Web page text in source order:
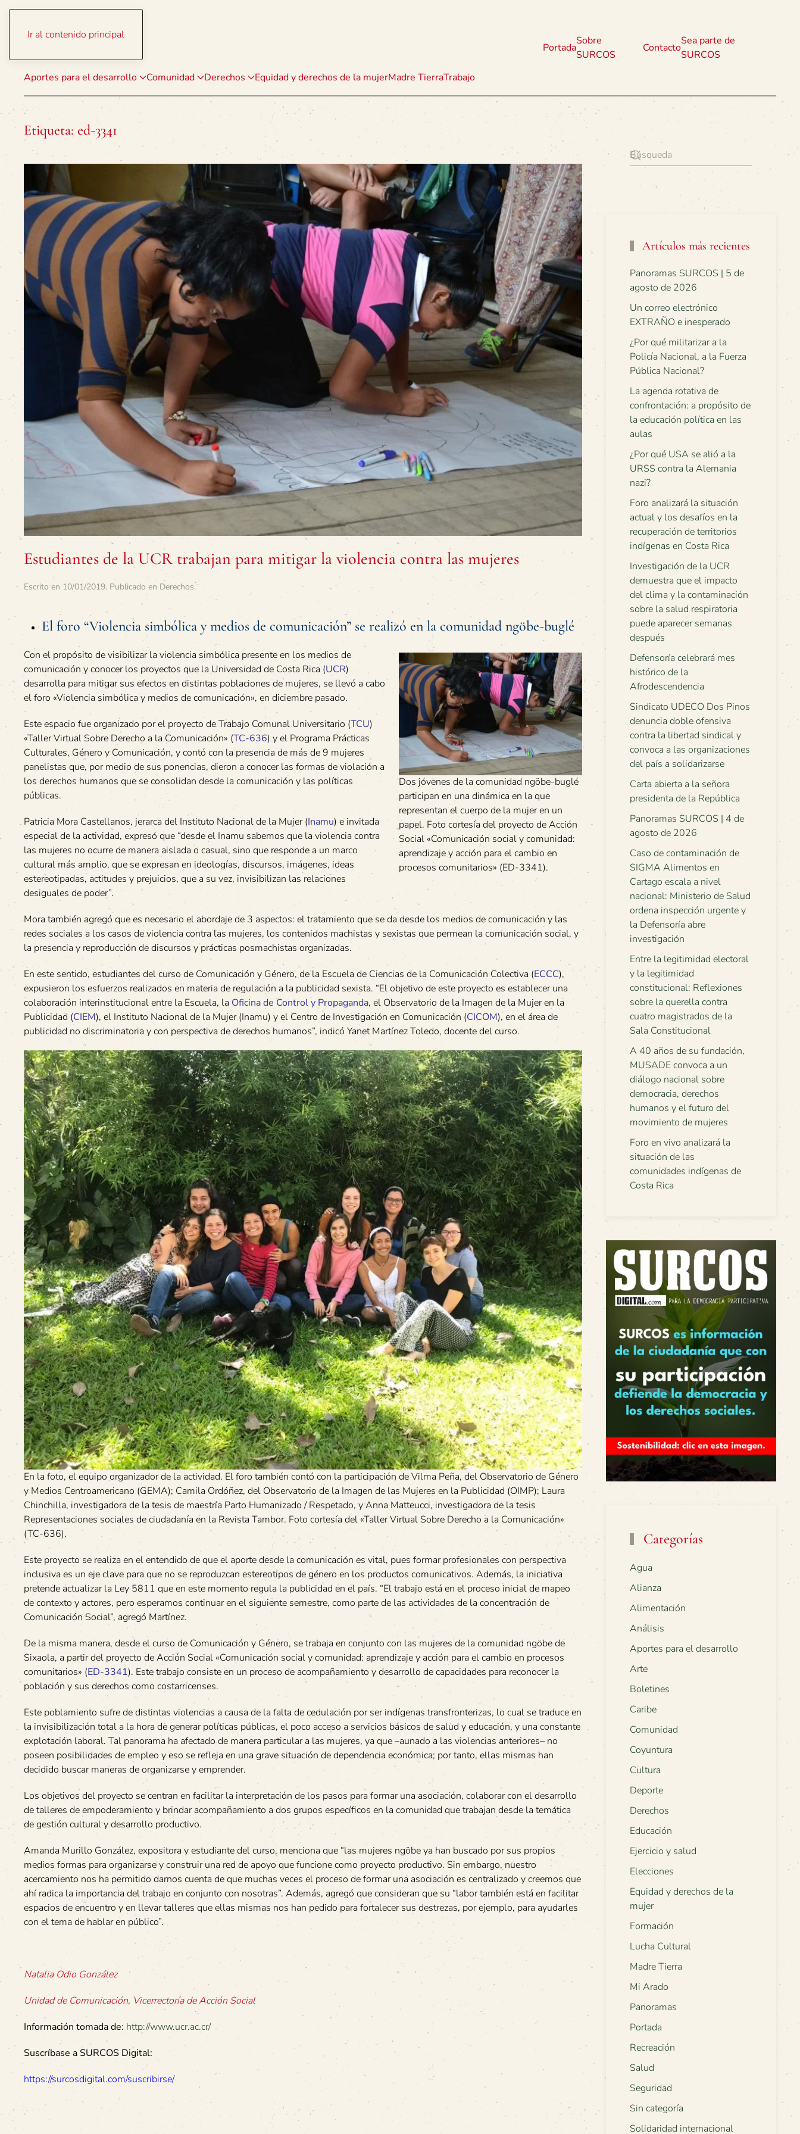
Ir al contenido principal
Aportes para el desarrollo Comunidad Derechos Equidad y derechos de la mujerMadre TierraTrabajo
Portada
Sobre
SURCOS
Contacto
Sea parte de
SURCOS
Etiqueta: ed-3341
Estudiantes de la UCR trabajan para mitigar la violencia contra las mujeres
Escrito en 10/01/2019. Publicado en Derechos.
El foro “Violencia simbólica y medios de comunicación” se realizó en la comunidad ngöbe-buglé
Dos jóvenes de la comunidad ngöbe-buglé
participan en una dinámica en la que
representan el cuerpo de la mujer en un
papel. Foto cortesía del proyecto de Acción
Social «Comunicación social y comunidad:
aprendizaje y acción para el cambio en
procesos comunitarios» (ED-3341).
Con el propósito de visibilizar la violencia simbólica presente en los medios de
comunicación y conocer los proyectos que la Universidad de Costa Rica (UCR)
desarrolla para mitigar sus efectos en distintas poblaciones de mujeres, se llevó a cabo
el foro «Violencia simbólica y medios de comunicación», en diciembre pasado.
Este espacio fue organizado por el proyecto de Trabajo Comunal Universitario (TCU)
«Taller Virtual Sobre Derecho a la Comunicación» (TC-636) y el Programa Prácticas
Culturales, Género y Comunicación, y contó con la presencia de más de 9 mujeres
panelistas que, por medio de sus ponencias, dieron a conocer las formas de violación a
los derechos humanos que se consolidan desde la comunicación y las políticas
públicas.
Patricia Mora Castellanos, jerarca del Instituto Nacional de la Mujer (Inamu) e invitada
especial de la actividad, expresó que “desde el Inamu sabemos que la violencia contra
las mujeres no ocurre de manera aislada o casual, sino que responde a un marco
cultural más amplio, que se expresan en ideologías, discursos, imágenes, ideas
estereotipadas, actitudes y prejuicios, que a su vez, invisibilizan las relaciones
desiguales de poder”.
Mora también agregó que es necesario el abordaje de 3 aspectos: el tratamiento que se da desde los medios de comunicación y las
redes sociales a los casos de violencia contra las mujeres, los contenidos machistas y sexistas que permean la comunicación social, y
la presencia y reproducción de discursos y prácticas posmachistas organizadas.
En este sentido, estudiantes del curso de Comunicación y Género, de la Escuela de Ciencias de la Comunicación Colectiva (ECCC),
expusieron los esfuerzos realizados en materia de regulación a la publicidad sexista. “El objetivo de este proyecto es establecer una
colaboración interinstitucional entre la Escuela, la Oficina de Control y Propaganda, el Observatorio de la Imagen de la Mujer en la
Publicidad (CIEM), el Instituto Nacional de la Mujer (Inamu) y el Centro de Investigación en Comunicación (CICOM), en el área de
publicidad no discriminatoria y con perspectiva de derechos humanos”, indicó Yanet Martínez Toledo, docente del curso.
En la foto, el equipo organizador de la actividad. El foro también contó con la participación de Vilma Peña, del Observatorio de Género
y Medios Centroamericano (GEMA); Camila Ordóñez, del Observatorio de la Imagen de las Mujeres en la Publicidad (OIMP); Laura
Chinchilla, investigadora de la tesis de maestría Parto Humanizado / Respetado, y Anna Matteucci, investigadora de la tesis
Representaciones sociales de ciudadanía en la Revista Tambor. Foto cortesía del «Taller Virtual Sobre Derecho a la Comunicación»
(TC-636).
Este proyecto se realiza en el entendido de que el aporte desde la comunicación es vital, pues formar profesionales con perspectiva
inclusiva es un eje clave para que no se reproduzcan estereotipos de género en los productos comunicativos. Además, la iniciativa
pretende actualizar la Ley 5811 que en este momento regula la publicidad en el país. “El trabajo está en el proceso inicial de mapeo
de contexto y actores, pero esperamos continuar en el siguiente semestre, como parte de las actividades de la concentración de
Comunicación Social”, agregó Martínez.
De la misma manera, desde el curso de Comunicación y Género, se trabaja en conjunto con las mujeres de la comunidad ngöbe de
Sixaola, a partir del proyecto de Acción Social «Comunicación social y comunidad: aprendizaje y acción para el cambio en procesos
comunitarios» (ED-3341). Este trabajo consiste en un proceso de acompañamiento y desarrollo de capacidades para reconocer la
población y sus derechos como costarricenses.
Este poblamiento sufre de distintas violencias a causa de la falta de cedulación por ser indígenas transfronterizas, lo cual se traduce en
la invisibilización total a la hora de generar políticas públicas, el poco acceso a servicios básicos de salud y educación, y una constante
explotación laboral. Tal panorama ha afectado de manera particular a las mujeres, ya que –aunado a las violencias anteriores– no
poseen posibilidades de empleo y eso se refleja en una grave situación de dependencia económica; por tanto, ellas mismas han
decidido buscar maneras de organizarse y emprender.
Los objetivos del proyecto se centran en facilitar la interpretación de los pasos para formar una asociación, colaborar con el desarrollo
de talleres de empoderamiento y brindar acompañamiento a dos grupos específicos en la comunidad que trabajan desde la temática
de gestión cultural y desarrollo productivo.
Amanda Murillo González, expositora y estudiante del curso, menciona que “las mujeres ngöbe ya han buscado por sus propios
medios formas para organizarse y construir una red de apoyo que funcione como proyecto productivo. Sin embargo, nuestro
acercamiento nos ha permitido darnos cuenta de que muchas veces el proceso de formar una asociación es centralizado y creemos que
ahí radica la importancia del trabajo en conjunto con nosotras”. Además, agregó que consideran que su “labor también está en facilitar
espacios de encuentro y en llevar talleres que ellas mismas nos han pedido para fortalecer sus destrezas, por ejemplo, para ayudarles
con el tema de hablar en público”.
Natalia Odio González
Unidad de Comunicación, Vicerrectoría de Acción Social
Información tomada de: http://www.ucr.ac.cr/
Suscríbase a SURCOS Digital:
https://surcosdigital.com/suscribirse/
Artículos más recientes
Panoramas SURCOS | 5 de
agosto de 2026
Un correo electrónico
EXTRAÑO e inesperado
¿Por qué militarizar a la
Policía Nacional, a la Fuerza
Pública Nacional?
La agenda rotativa de
confrontación: a propósito de
la educación política en las
aulas
¿Por qué USA se alió a la
URSS contra la Alemania
nazi?
Foro analizará la situación
actual y los desafíos en la
recuperación de territorios
indígenas en Costa Rica
Investigación de la UCR
demuestra que el impacto
del clima y la contaminación
sobre la salud respiratoria
puede aparecer semanas
después
Defensoría celebrará mes
histórico de la
Afrodescendencia
Sindicato UDECO Dos Pinos
denuncia doble ofensiva
contra la libertad sindical y
convoca a las organizaciones
del país a solidarizarse
Carta abierta a la señora
presidenta de la República
Panoramas SURCOS | 4 de
agosto de 2026
Caso de contaminación de
SIGMA Alimentos en
Cartago escala a nivel
nacional: Ministerio de Salud
ordena inspección urgente y
la Defensoría abre
investigación
Entre la legitimidad electoral
y la legitimidad
constitucional: Reflexiones
sobre la querella contra
cuatro magistrados de la
Sala Constitucional
A 40 años de su fundación,
MUSADE convoca a un
diálogo nacional sobre
democracia, derechos
humanos y el futuro del
movimiento de mujeres
Foro en vivo analizará la
situación de las
comunidades indígenas de
Costa Rica
Categorías
Agua
Alianza
Alimentación
Análisis
Aportes para el desarrollo
Arte
Boletines
Caribe
Comunidad
Coyuntura
Cultura
Deporte
Derechos
Educación
Ejercicio y salud
Elecciones
Equidad y derechos de la
mujer
Formación
Lucha Cultural
Madre Tierra
Mi Arado
Panoramas
Portada
Recreación
Salud
Seguridad
Sin categoría
Solidaridad internacional